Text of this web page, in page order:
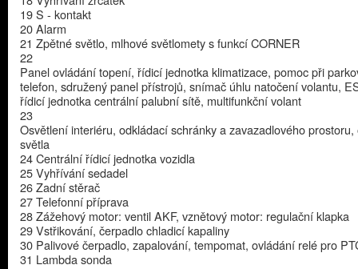
19 S - kontakt
20 Alarm
21 Zpětné světlo, mlhové světlomety s funkcí CORNER
22
Panel ovládání topení, řídicí jednotka klimatizace, pomoc při
telefon, sdružený panel přístrojů, snímač úhlu natočení volantu,
řídicí jednotka centrální palubní sítě, multifunkční volant
23
Osvětlení interiéru, odkládací schránky a zavazadlového prostoru,
světla
24 Centrální řídicí jednotka vozidla
25 Vyhřívání sedadel
26 Zadní stěrač
27 Telefonní příprava
28 Zážehový motor: ventil AKF, vznětový motor: regulační klapka
29 Vstřikování, čerpadlo chladicí kapaliny
30 Palivové čerpadlo, zapalování, tempomat, ovládání relé pro
31 Lambda sonda